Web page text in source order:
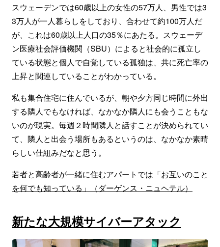
スウェーデンでは60歳以上の女性の57万人、男性では3
3万人が一人暮らしをしており、合わせて約100万人だ
が、これは60歳以上人口の35％にあたる。スウェーデ
ン医療社会評価機関（SBU）によると社会的に孤立し
ている状態と個人で自覚している孤独は、共に死亡率の
上昇と関連していることがわかっている。
私も集合住宅に住んでいるが、朝や夕方同じ時間に外出
する隣人でもなければ、なかなか隣人にも会うこともな
いのが現実。毎週２時間隣人と話すことが決められてい
て、隣人と出会う場所もあるというのは、なかなか素晴
らしい仕組みだなと思う。
若者と高齢者が一緒に住むアパートでは「お互いのこと
を何でも知っている」（ダーゲンス・ニュヘテル）
新たな大規模サイバーアタック